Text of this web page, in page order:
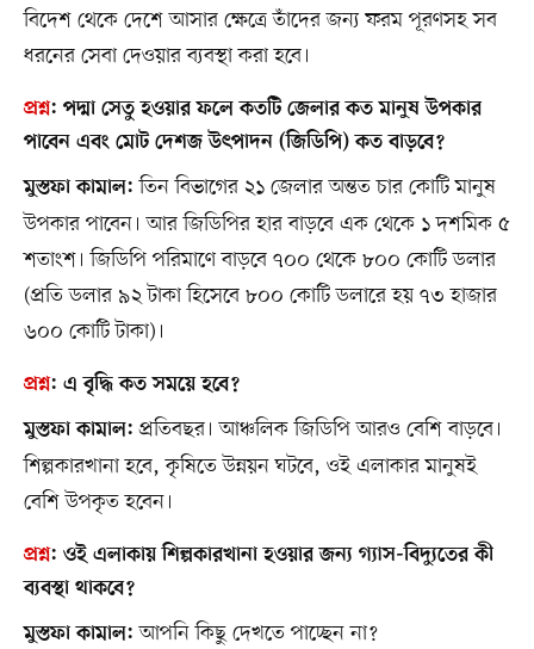
বিদেশ থেকে দেশে আসার ক্ষেত্রে তাঁদের জন্য ফরম পূরণসহ সব
ধরনের সেবা দেওয়ার ব্যবস্থা করা হবে।
প্রশ্ন: পদ্মা সেতু হওয়ার ফলে কতটি জেলার কত মানুষ উপকার
পাবেন এবং মোট দেশজ উৎপাদন (জিডিপি) কত বাড়বে?
মুস্তফা কামাল: তিন বিভাগের ২১ জেলার অন্তত চার কোটি মানুষ
উপকার পাবেন। আর জিডিপির হার বাড়বে এক থেকে ১ দশমিক ৫
শতাংশ। জিডিপি পরিমাণে বাড়বে ৭০০ থেকে ৮০০ কোটি ডলার
(প্রতি ডলার ৯২ টাকা হিসেবে ৮০০ কোটি ডলারে হয় ৭৩ হাজার
৬০০ কোটি টাকা)।
প্রশ্ন: এ বৃদ্ধি কত সময়ে হবে?
মুস্তফা কামাল: প্রতিবছর। আঞ্চলিক জিডিপি আরও বেশি বাড়বে।
শিল্পকারখানা হবে, কৃষিতে উন্নয়ন ঘটবে, ওই এলাকার মানুষই
বেশি উপকৃত হবেন।
প্রশ্ন: ওই এলাকায় শিল্পকারখানা হওয়ার জন্য গ্যাস-বিদ্যুতের কী
ব্যবস্থা থাকবে?
মুস্তফা কামাল: আপনি কিছু দেখতে পাচ্ছেন না?